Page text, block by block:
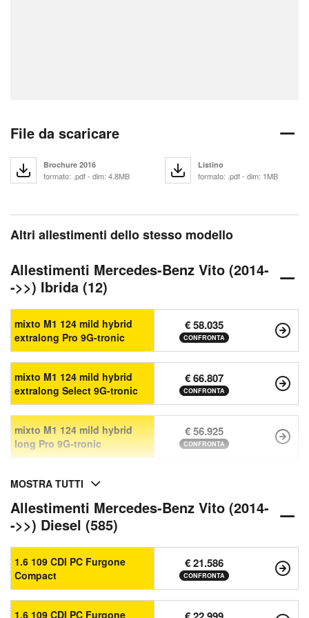
File da scaricare
Brochure 2016
formato: .pdf - dim: 4.8MB
Listino
formato: .pdf - dim: 1MB
Altri allestimenti dello stesso modello
Allestimenti Mercedes-Benz Vito (2014-
->>) Ibrida (12)
mixto M1 124 mild hybrid
extralong Pro 9G-tronic
€ 58.035
CONFRONTA
mixto M1 124 mild hybrid
extralong Select 9G-tronic
€ 66.807
CONFRONTA
mixto M1 124 mild hybrid
long Pro 9G-tronic
€ 56.925
CONFRONTA
MOSTRA TUTTI
Allestimenti Mercedes-Benz Vito (2014-
->>) Diesel (585)
1.6 109 CDI PC Furgone
Compact
€ 21.586
CONFRONTA
1.6 109 CDI PC Furgone